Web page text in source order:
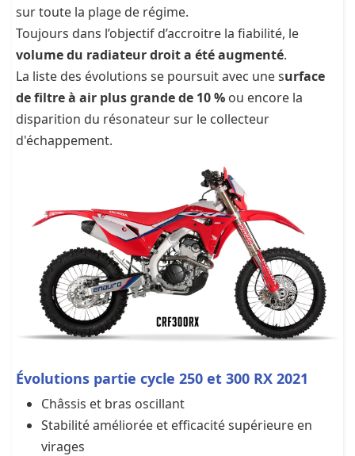
sur toute la plage de régime.
Toujours dans l’objectif d’accroitre la fiabilité, le
volume du radiateur droit a été augmenté.
La liste des évolutions se poursuit avec une surface
de filtre à air plus grande de 10 % ou encore la
disparition du résonateur sur le collecteur
d'échappement.
Évolutions partie cycle 250 et 300 RX 2021
Châssis et bras oscillant
Stabilité améliorée et efficacité supérieure en
virages